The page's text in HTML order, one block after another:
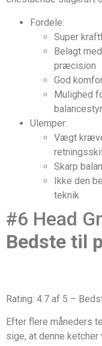
Fordele:
Super
Belagt
præcision
God
Mulighed
Ulemper:
Vægt
Skarp
Ikke den
teknik
#6 Head
Bedste til
Rating: 4.7 af 5 –
Efter flere måneders
sige, at denne